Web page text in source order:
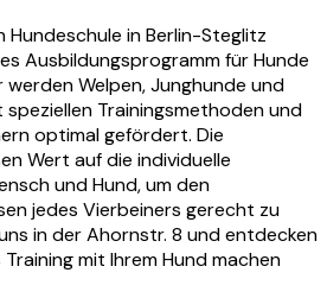
Hundeschule in Berlin-Steglitz
Ausbildungsprogramm für Hunde
werden Welpen, Junghunde und
Trainingsmethoden und
optimal gefördert. Die
Wert auf die individuelle
und Hund, um den
jedes Vierbeiners gerecht zu
in der Ahornstr. 8 und entdecken
Training mit Ihrem Hund machen